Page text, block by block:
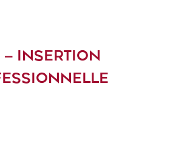
– INSERTION